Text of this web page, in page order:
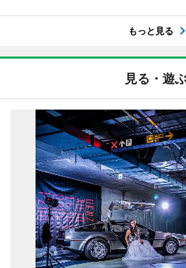
もっと見る
見る・遊